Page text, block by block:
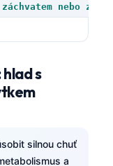
nebo
s
silnou chuť
a